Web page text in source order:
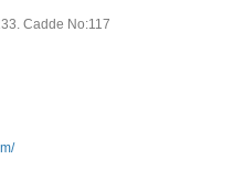
Cadde No:117